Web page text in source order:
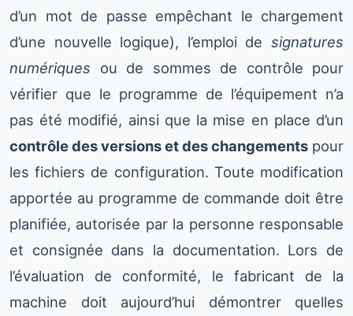
d’un mot de passe empêchant le chargement
d’une nouvelle logique), l’emploi de signatures
numériques ou de sommes de contrôle pour
vérifier que le programme de l’équipement n’a
pas été modifié, ainsi que la mise en place d’un
contrôle des versions et des changements pour
les fichiers de configuration. Toute modification
apportée au programme de commande doit être
planifiée, autorisée par la personne responsable
et consignée dans la documentation. Lors de
l’évaluation de conformité, le fabricant de la
machine doit aujourd’hui démontrer quelles